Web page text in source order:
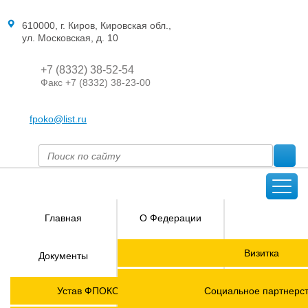
610000, г. Киров, Кировская обл.,
ул. Московская, д. 10
+7 (8332) 38-52-54
Факс +7 (8332) 38-23-00
fpoko@list.ru
Главная О Федерации
Визитка
Документы
Устав ФПОКО с изменениями от 2026 года
Социальное
Членские